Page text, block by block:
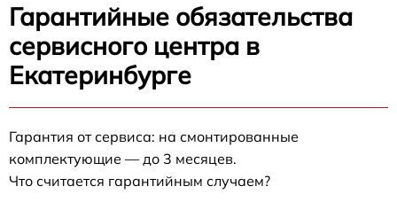
Гарантийные обязательства
сервисного центра в
Екатеринбурге
Гарантия от сервиса: на смонтированные
комплектующие — до 3 месяцев.
Что считается гарантийным случаем?